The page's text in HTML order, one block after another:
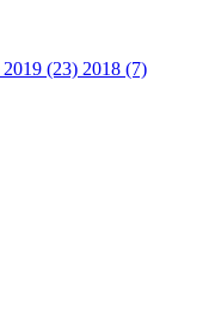
2019 (23) 2018 (7)